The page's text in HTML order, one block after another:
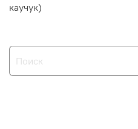
каучук)